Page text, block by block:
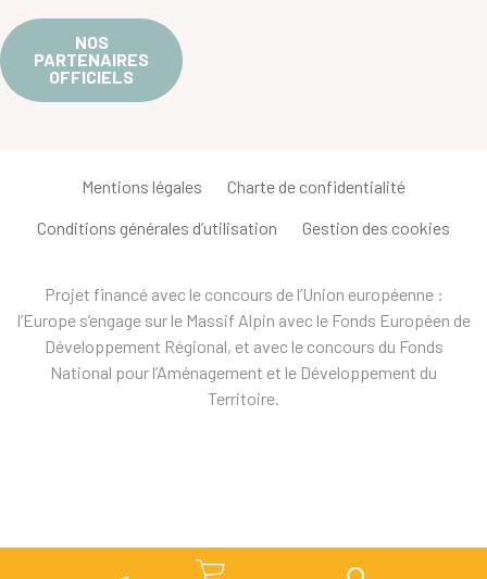
NOS
PARTENAIRES
OFFICIELS
Mentions légales Charte de confidentialité
Conditions générales d’utilisation Gestion des cookies
Projet financé avec le concours de l’Union européenne :
l’Europe s’engage sur le Massif Alpin avec le Fonds Européen de
Développement Régional, et avec le concours du Fonds
National pour l’Aménagement et le Développement du
Territoire.